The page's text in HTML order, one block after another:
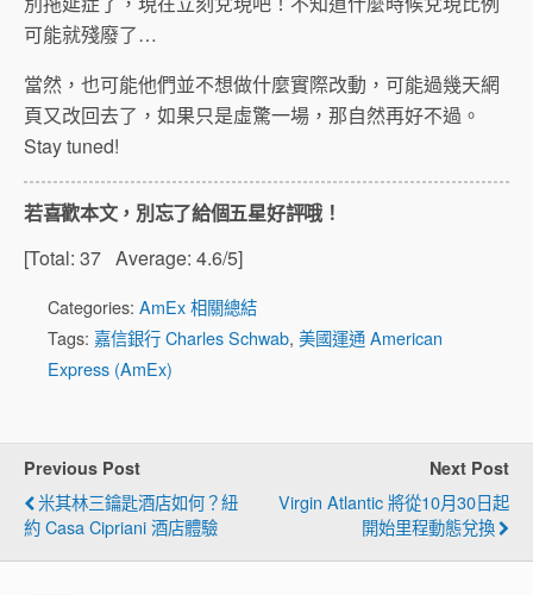
可能就殘廢了…
當然，也可能他們並不想做什麼實際改動，可能過幾天網
頁又改回去了，如果只是虛驚一場，那自然再好不過。
Stay tuned!
若喜歡本文，別忘了給個五星好評哦！
[Total: 37 Average: 4.6/5]
Categories: AmEx 相關總結
Tags: 嘉信銀行 Charles Schwab, 美國運通 American
Express (AmEx)
Previous Post
米其林三鑰匙酒店如何？紐
約 Casa Cipriani 酒店體驗
Next Post
Virgin Atlantic 將從10月30日起
開始里程動態兌換